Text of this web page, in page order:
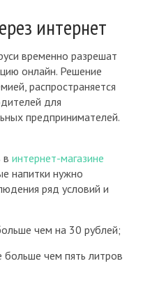
интернет
временно разрешат
онлайн. Решение
распространяется
для
предпринимателей.
в интернет-магазине
напитки нужно
ряд условий и
чем на 30 рублей;
больше чем пять литров